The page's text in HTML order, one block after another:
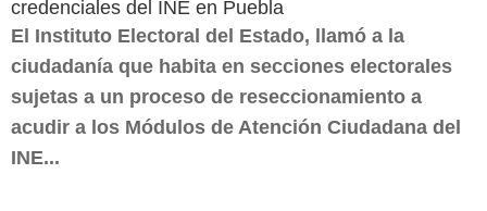
credenciales del INE en Puebla
El Instituto Electoral del Estado, llamó a la
ciudadanía que habita en secciones electorales
sujetas a un proceso de reseccionamiento a
acudir a los Módulos de Atención Ciudadana del
INE...